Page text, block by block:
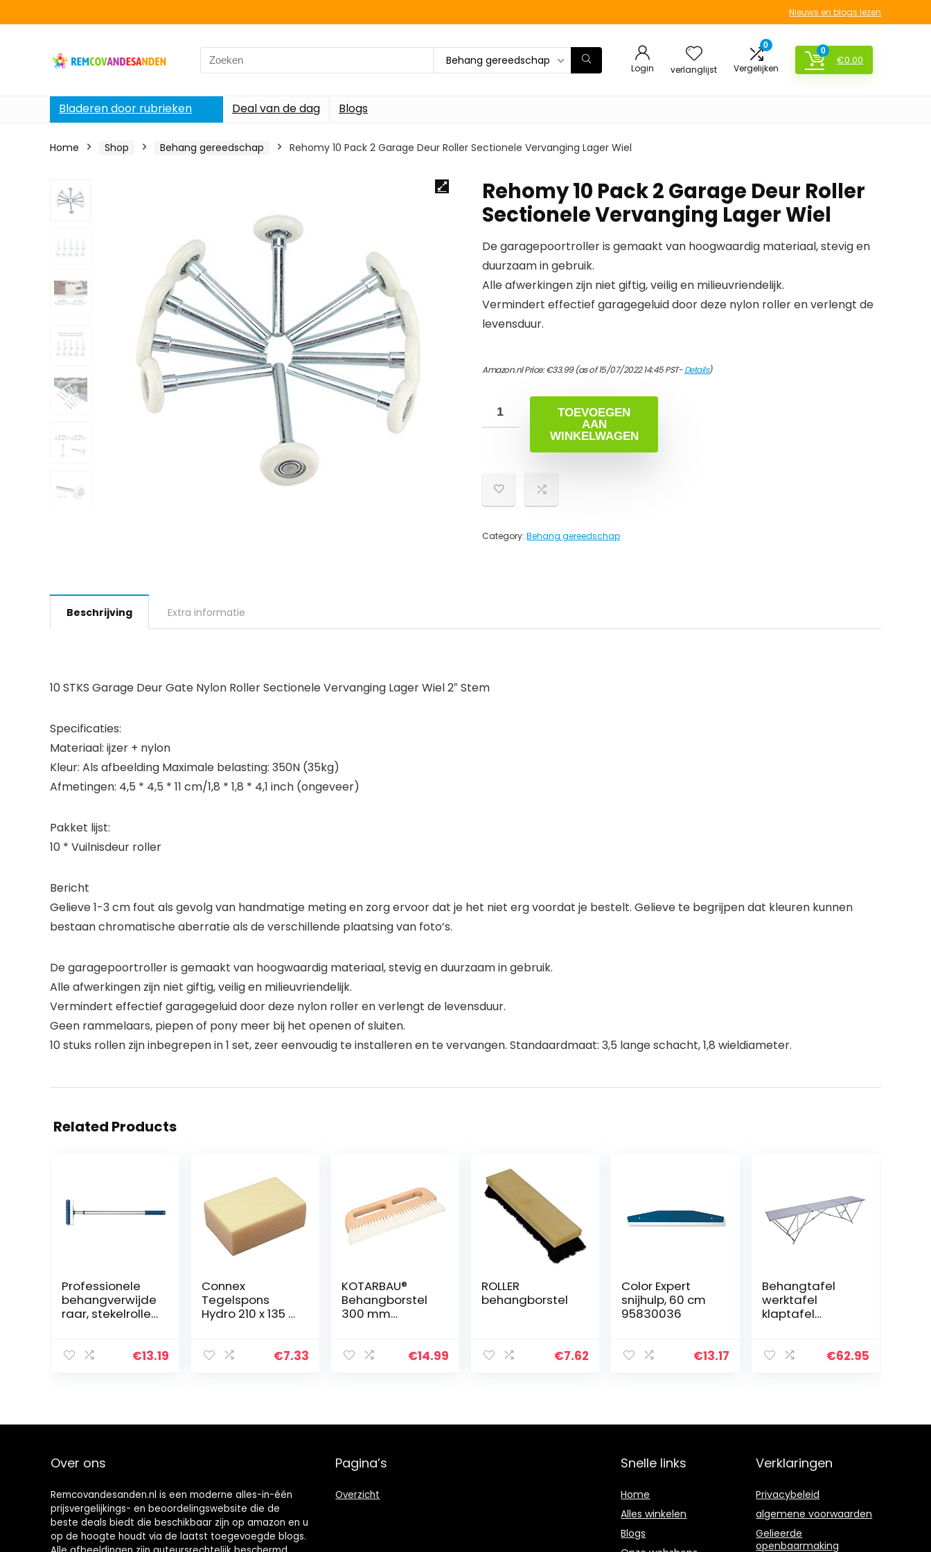
Nieuws en blogs lezen
Search
for:
Behang gereedschap
Login verlanglijst
0
Vergelijken
0
€0.00
Bladeren door rubrieken Deal van de dag Blogs
Home Shop Behang gereedschap Rehomy 10 Pack 2 Garage Deur Roller Sectionele Vervanging Lager Wiel
Rehomy 10 Pack 2 Garage Deur Roller
Sectionele Vervanging Lager Wiel
De garagepoortroller is gemaakt van hoogwaardig materiaal, stevig en
duurzaam in gebruik.
Alle afwerkingen zijn niet giftig, veilig en milieuvriendelijk.
Vermindert effectief garagegeluid door deze nylon roller en verlengt de
levensduur.
Amazon.nl Price:€33.99(as of 15/07/2022 14:45 PST-Details)
TOEVOEGEN
AAN
WINKELWAGEN
Category: Behang gereedschap
Beschrijving Extra informatie
10 STKS Garage Deur Gate Nylon Roller Sectionele Vervanging Lager Wiel 2″ Stem
Specificaties:
Materiaal: ijzer + nylon
Kleur: Als afbeelding Maximale belasting: 350N (35kg)
Afmetingen: 4,5 * 4,5 * 11 cm/1,8 * 1,8 * 4,1 inch (ongeveer)
Pakket lijst:
10 * Vuilnisdeur roller
Bericht
Gelieve 1-3 cm fout als gevolg van handmatige meting en zorg ervoor dat je het niet erg voordat je bestelt. Gelieve te begrijpen dat kleuren kunnen
bestaan chromatische aberratie als de verschillende plaatsing van foto’s.
De garagepoortroller is gemaakt van hoogwaardig materiaal, stevig en duurzaam in gebruik.
Alle afwerkingen zijn niet giftig, veilig en milieuvriendelijk.
Vermindert effectief garagegeluid door deze nylon roller en verlengt de levensduur.
Geen rammelaars, piepen of pony meer bij het openen of sluiten.
10 stuks rollen zijn inbegrepen in 1 set, zeer eenvoudig te installeren en te vervangen. Standaardmaat: 3,5 lange schacht, 1,8 wieldiameter.
Related Products
Professionele
behangverwijde
raar, stekelroller,
mm
€13.19
Connex
Tegelspons
Hydro 210 x 135 x
€7.33
KOTARBAU®
Behangborstel
300 mm
voor het
€14.99
ROLLER
behangborstel
€7.62
Color Expert
snijhulp, 60 cm
95830036
€13.17
Behangtafel
werktafel
klaptafel
tafel 300×60
€62.95
Over ons
Remcovandesanden.nl is een moderne alles-in-één
prijsvergelijkings- en beoordelingswebsite die de
beste deals biedt die beschikbaar zijn op amazon en u
op de hoogte houdt via de laatst toegevoegde blogs.
Pagina’s
Overzicht
Snelle links
Home
Alles winkelen
Blogs
Verklaringen
Privacybeleid
algemene voorwaarden
Gelieerde
openbaarmaking